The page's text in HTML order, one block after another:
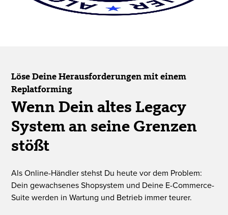
Löse Deine Herausforderungen mit einem
Replatforming
Wenn Dein altes Legacy
System an seine Grenzen
stößt
Als Online-Händler stehst Du heute vor dem Problem:
Dein gewachsenes Shopsystem und Deine E-Commerce-
Suite werden in Wartung und Betrieb immer teurer.